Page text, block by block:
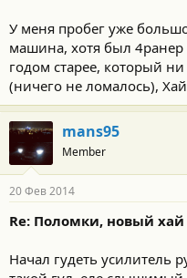
У меня пробег уже
машина, хотя был
годом старее, который
(ничего не ломалось),
mans95
Member
20 Фев 2014
Re: Поломки, новый хай
Начал гудеть усилитель